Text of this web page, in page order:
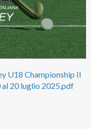
U18 Championship II
al 20 luglio 2025.pdf